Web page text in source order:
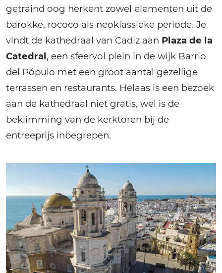
getraind oog herkent zowel elementen uit de
barokke, rococo als neoklassieke periode. Je
vindt de kathedraal van Cadiz aan Plaza de la
Catedral, een sfeervol plein in de wijk Barrio
del Pópulo met een groot aantal gezellige
terrassen en restaurants. Helaas is een bezoek
aan de kathedraal niet gratis, wel is de
beklimming van de kerktoren bij de
entreeprijs inbegrepen.